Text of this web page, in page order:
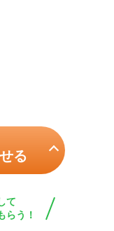
る
て
らう！